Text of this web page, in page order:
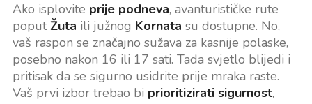
Ako isplovite prije podneva, avanturističke rute
poputŽuta ili južnog Kornata su dostupne. No,
vaš raspon se značajno sužava za kasnije polaske,
posebno nakon 16 ili 17 sati. Tada svjetlo blijedi i
pritisak da se sigurno usidrite prije mraka raste.
Vaš prvi izbor trebao bi prioritizirati sigurnost,